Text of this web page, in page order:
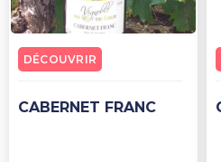
CABERNET FRANC
DÉCOUVRIR